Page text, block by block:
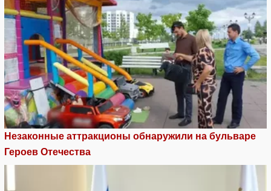
Незаконные аттракционы обнаружили на бульваре
Героев Отечества